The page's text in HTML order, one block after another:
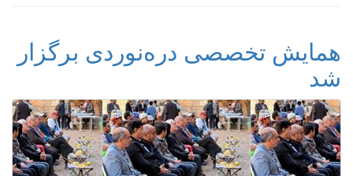
همایش تخصصی دره‌نوردی برگزار
شد